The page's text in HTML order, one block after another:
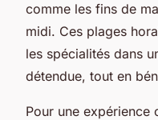
comme les fins de
midi. Ces plages
les spécialités dans
détendue, tout en
Pour une expérience